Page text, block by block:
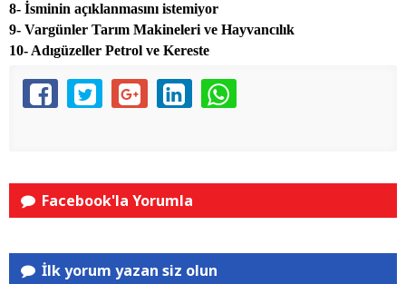
8- İsminin açıklanmasını istemiyor
9- Vargünler Tarım Makineleri ve Hayvancılık
10- Adıgüzeller Petrol ve Kereste
Facebook'la Yorumla
İlk yorum yazan siz olun